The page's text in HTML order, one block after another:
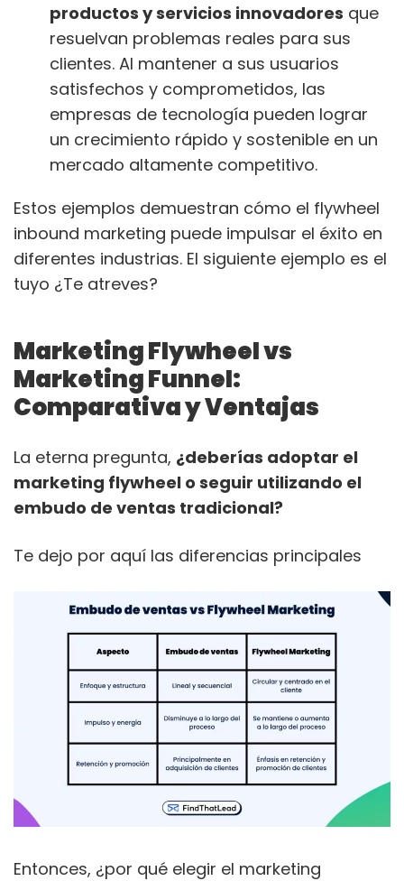
productos y servicios innovadores que
resuelvan problemas reales para sus
clientes. Al mantener a sus usuarios
satisfechos y comprometidos, las
empresas de tecnología pueden lograr
un crecimiento rápido y sostenible en un
mercado altamente competitivo.
Estos ejemplos demuestran cómo el flywheel
inbound marketing puede impulsar el éxito en
diferentes industrias. El siguiente ejemplo es el
tuyo ¿Te atreves?
Marketing Flywheel vs
Marketing Funnel:
Comparativa y Ventajas
La eterna pregunta, ¿deberías adoptar el
marketing flywheel o seguir utilizando el
embudo de ventas tradicional?
Te dejo por aquí las diferencias principales
Entonces, ¿por qué elegir el marketing